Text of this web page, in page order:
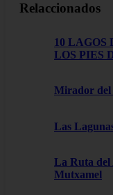
Relaccionados
10 LAGOS
LOS PIES
Mirador del
Las
La Ruta del
Mutxamel